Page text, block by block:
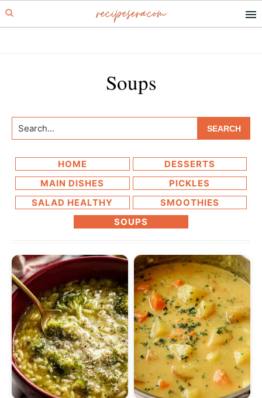
Skip
to
Skip
to
recipesera.com
Soups
Search...
HOME
DESSERTS
MAIN DISHES
PICKLES
SALAD HEALTHY
SMOOTHIES
SOUPS